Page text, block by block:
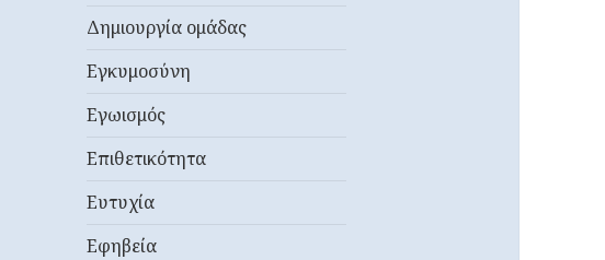
Δημιουργία ομάδας
Εγκυμοσύνη
Εγωισμός
Επιθετικότητα
Ευτυχία
Εφηβεία